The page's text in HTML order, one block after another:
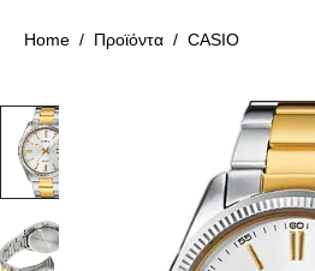
Home Προϊόντα CASIO